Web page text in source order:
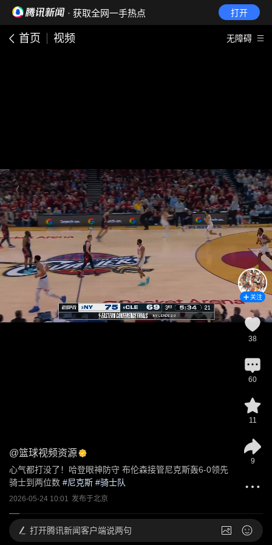
· 获取全网一手热点 打开
首页 视频 无障碍
@篮球视频资源
心气都打没了！哈登眼神防守 布伦森接管尼克斯轰6-0领先
骑士到两位数 #尼克斯 #骑士队
2026-05-24 10:01 发布于北京
关注
38
60
11
9
打开腾讯新闻客户端说两句